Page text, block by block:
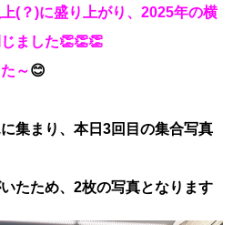
(？)に盛り上がり、2025年の横
ました👏👏👏
～😊
集まり、本日3回目の集合写真
たため、2枚の写真となります